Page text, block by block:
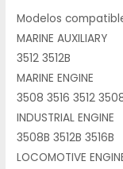
Modelos
MARINE AUXILIARY
3512 3512B
MARINE ENGINE
3508 3516 3512
INDUSTRIAL ENGINE
3508B 3512B 3516B
LOCOMOTIVE